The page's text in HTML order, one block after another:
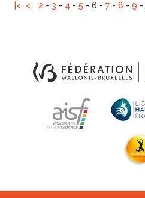
|<
< 2 - 3 - 4 - 5 - 6 - 7 - 8 - 9 -